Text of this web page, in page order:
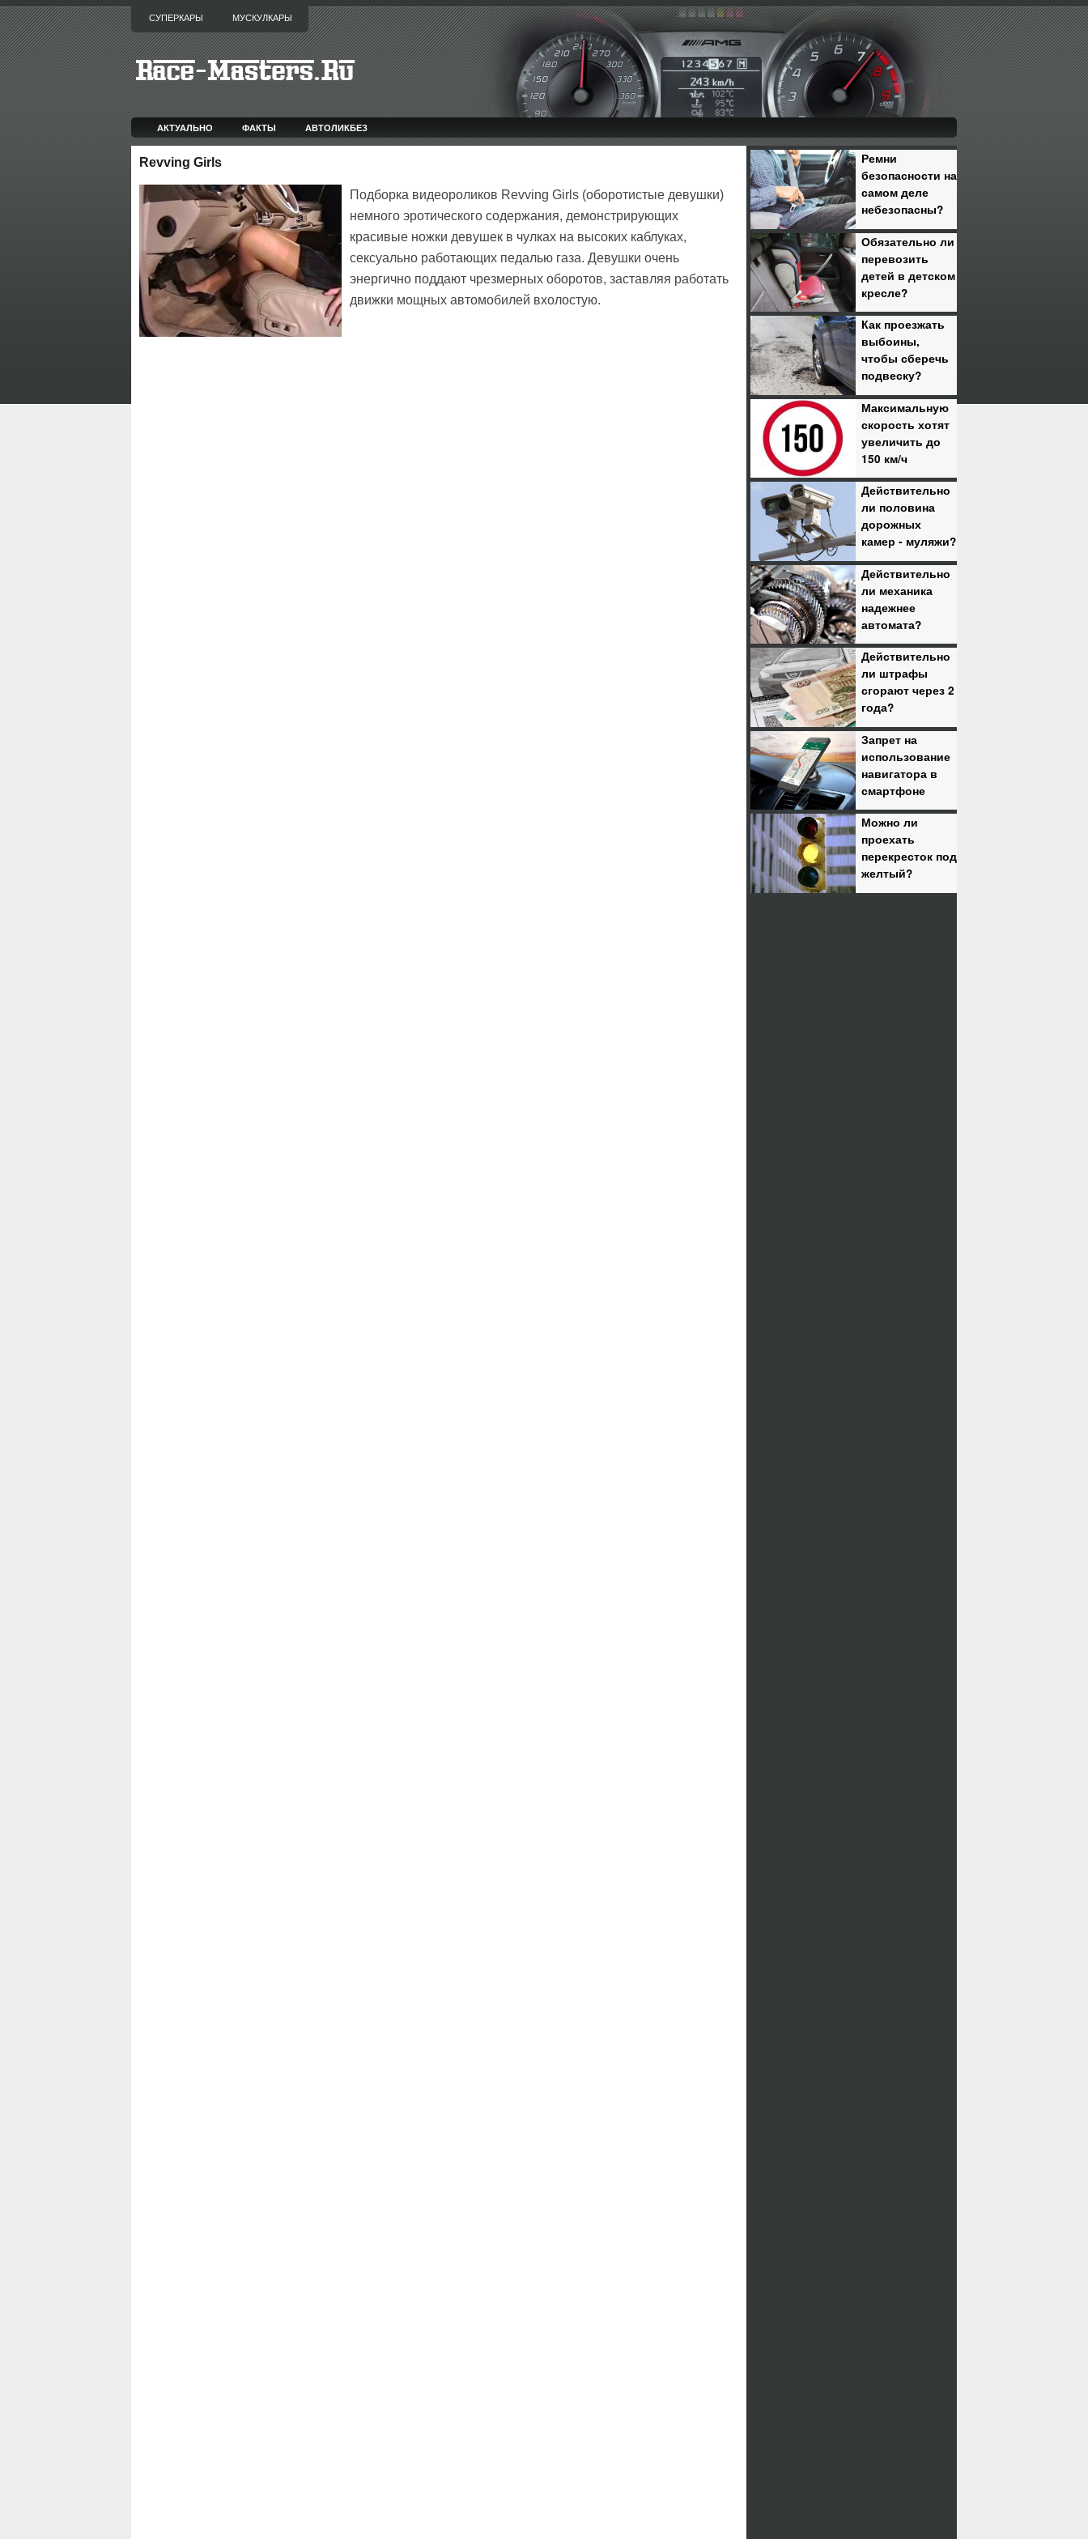
СУПЕРКАРЫ МУСКУЛКАРЫ
АКТУАЛЬНО ФАКТЫ АВТОЛИКБЕЗ
Revving Girls
Подборка видеороликов Revving Girls (оборотистые девушки)
немного эротического содержания, демонстрирующих
красивые ножки девушек в чулках на высоких каблуках,
сексуально работающих педалью газа. Девушки очень
энергично поддают чрезмерных оборотов, заставляя работать
движки мощных автомобилей вхолостую.
Ремни
безопасности на
самом деле
небезопасны?
Обязательно ли
перевозить
детей в детском
кресле?
Как проезжать
выбоины,
чтобы сберечь
подвеску?
Максимальную
скорость хотят
увеличить до
150 км/ч
Действительно
ли половина
дорожных
камер - муляжи?
Действительно
ли механика
надежнее
автомата?
Действительно
ли штрафы
сгорают через 2
года?
Запрет на
использование
навигатора в
смартфоне
Можно ли
проехать
перекресток под
желтый?